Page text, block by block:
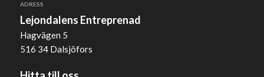
ADRESS
Lejondalens Entreprenad
Hagvägen 5
516 34 Dalsjöfors